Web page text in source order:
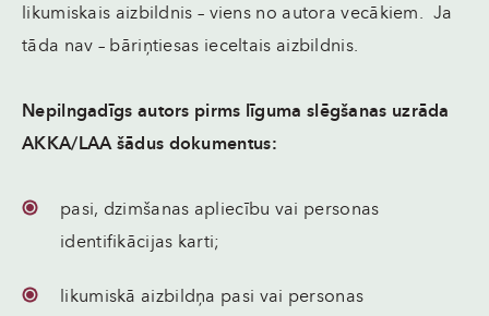
likumiskais aizbildnis – viens no autora vecākiem. Ja
tāda nav – bāriņtiesas ieceltais aizbildnis.
Nepilngadīgs autors pirms līguma slēgšanas uzrāda
AKKA/LAA šādus dokumentus:
pasi, dzimšanas apliecību vai personas
identifikācijas karti;
likumiskā aizbildņa pasi vai personas